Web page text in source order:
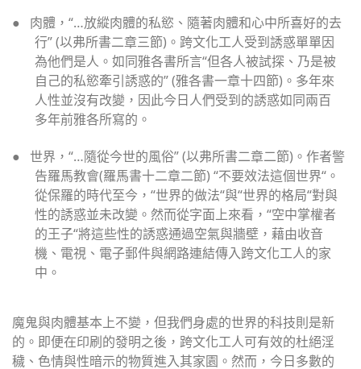
●
肉體， “…放縱肉體的私慾、隨著肉體和心中所喜好的去
行” (以弗所書二章三節) 。跨文化工人受到誘惑單單因
為他們是人。如同雅各書所言“但各人被試探、乃是被
自己的私慾牽引誘惑的” (雅各書一章十四節) 。多年來
人性並沒有改變，因此今日人們受到的誘惑如同兩百
多年前雅各所寫的。
● 世界， “…隨從今世的風俗” (以弗所書二章二節) 。作者警
告羅馬教會(羅馬書十二章二節) “不要效法這個世界“ 。
從保羅的時代至今，“世界的做法“與“世界的格局“對與
性的誘惑並未改變。然而從字面上來看，“空中掌權者
的王子“將這些性的誘惑通過空氣與牆壁，藉由收音
機、電視、電子郵件與網路連結傳入跨文化工人的家
中。
魔鬼與肉體基本上不變，但我們身處的世界的科技則是新
的。即便在印刷的發明之後，跨文化工人可有效的杜絕淫
穢、色情與性暗示的物質進入其家園。然而，今日多數的